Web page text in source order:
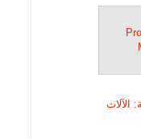
الآلات